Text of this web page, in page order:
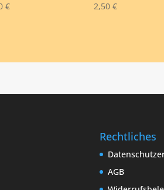
€ 2,50 €
Rechtliches
AGB